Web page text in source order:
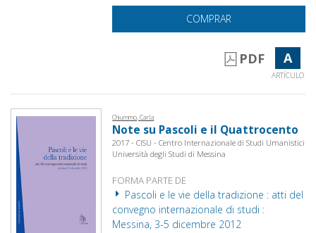
COMPRAR
PDF A
ARTÍCULO
Chiummo, Carla
Note su Pascoli e il Quattrocento
2017 - CISU - Centro Internazionale di Studi Umanistici
Università degli Studi di Messina
FORMA PARTE DE
Pascoli e le vie della tradizione : atti del
convegno internazionale di studi :
Messina, 3-5 dicembre 2012